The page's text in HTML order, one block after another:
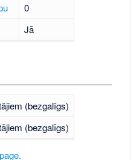
0
Jā
(bezgalīgs)
(bezgalīgs)